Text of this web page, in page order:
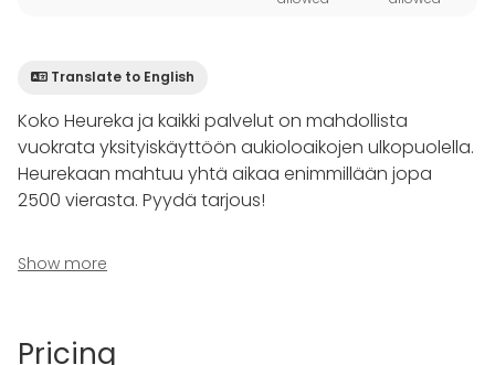
Translate to English
Koko Heureka ja kaikki palvelut on mahdollista
vuokrata yksityiskäyttöön aukioloaikojen ulkopuolella.
Heurekaan mahtuu yhtä aikaa enimmillään jopa
2500 vierasta. Pyydä tarjous!
Ammattitaitoinen ja ystävällinen henkilökuntamme
auttaa teitä järjestelyissä jotta tilaisuudestanne tulee
Tarjoiluista vastaa Heurekassa Tiederavintola,
Show more
Pricing